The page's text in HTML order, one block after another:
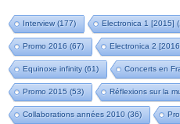
Interview(177) Electronica 1 [2015]
Promo 2016 (67) Electronica 2
Equinoxe infinity(61) Concerts en
Promo 2015 (53) Réflexions sur la
Collaborations années 2010 (36)